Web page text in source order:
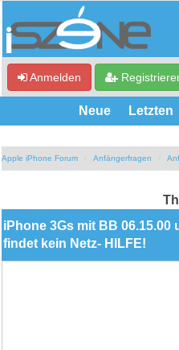
Anmelden
Neue Letzten
Apple iPhone Forum Anfängerfragen
iPhone 3Gs mit BB 06.15.00
findet kein Netz- HILFE!